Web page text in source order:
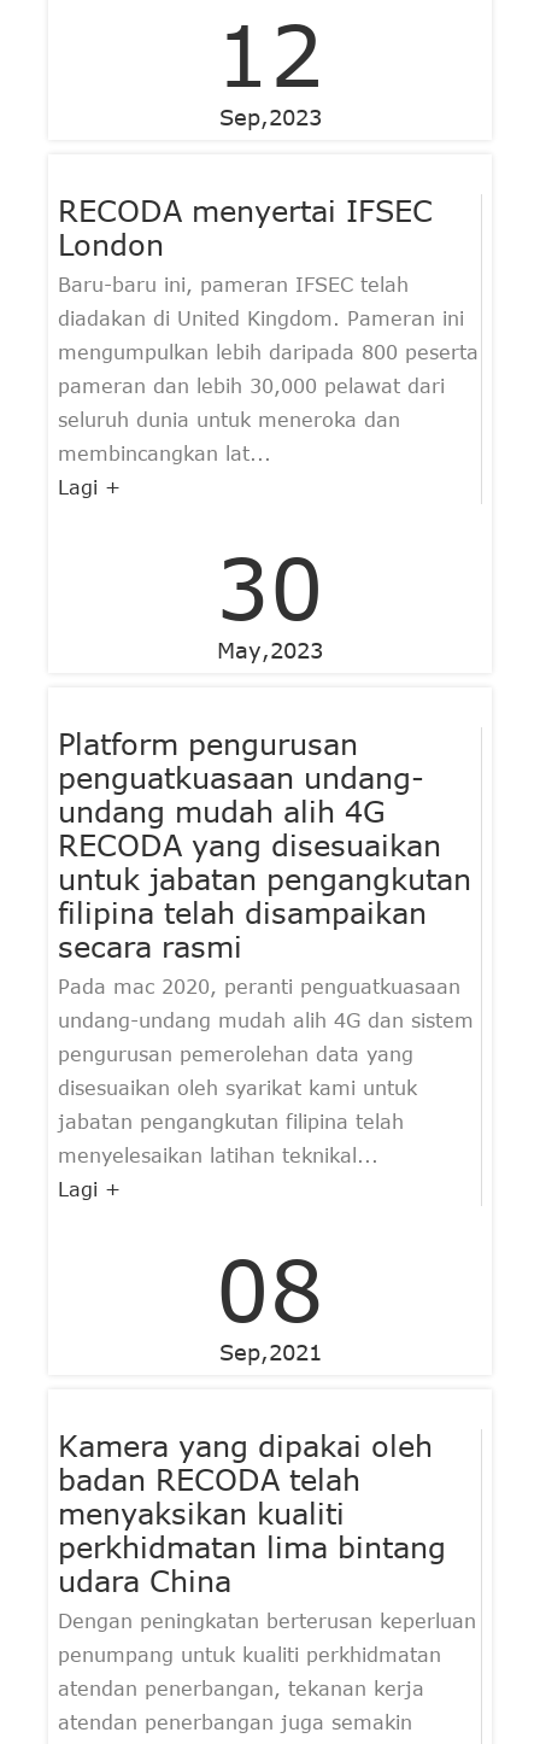
12
Sep,2023
RECODA menyertai IFSEC
London
Baru-baru ini, pameran IFSEC telah
diadakan di United Kingdom. Pameran ini
mengumpulkan lebih daripada 800 peserta
pameran dan lebih 30,000 pelawat dari
seluruh dunia untuk meneroka dan
membincangkan lat...
Lagi +
30
May,2023
Platform pengurusan
penguatkuasaan undang-
undang mudah alih 4G
RECODA yang disesuaikan
untuk jabatan pengangkutan
filipina telah disampaikan
secara rasmi
Pada mac 2020, peranti penguatkuasaan
undang-undang mudah alih 4G dan sistem
pengurusan pemerolehan data yang
disesuaikan oleh syarikat kami untuk
jabatan pengangkutan filipina telah
menyelesaikan latihan teknikal...
Lagi +
08
Sep,2021
Kamera yang dipakai oleh
badan RECODA telah
menyaksikan kualiti
perkhidmatan lima bintang
udara China
Dengan peningkatan berterusan keperluan
penumpang untuk kualiti perkhidmatan
atendan penerbangan, tekanan kerja
atendan penerbangan juga semakin